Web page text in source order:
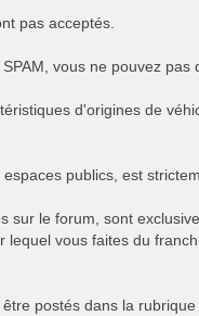
pas acceptés.
vous ne pouvez pas
d'origines de
publics, est
sur le forum, sont
vous faites du
postés dans la